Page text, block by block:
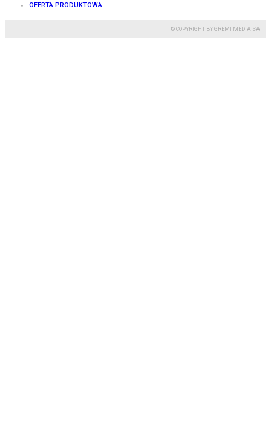
OFERTA PRODUKTOWA
© COPYRIGHT BY GREMI MEDIA SA